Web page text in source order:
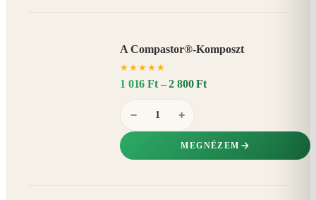
A Compastor®-Komposzt
★ ★ ★ ★ ★
1 016 Ft – 2 800 Ft
− +
MEGNÉZEM